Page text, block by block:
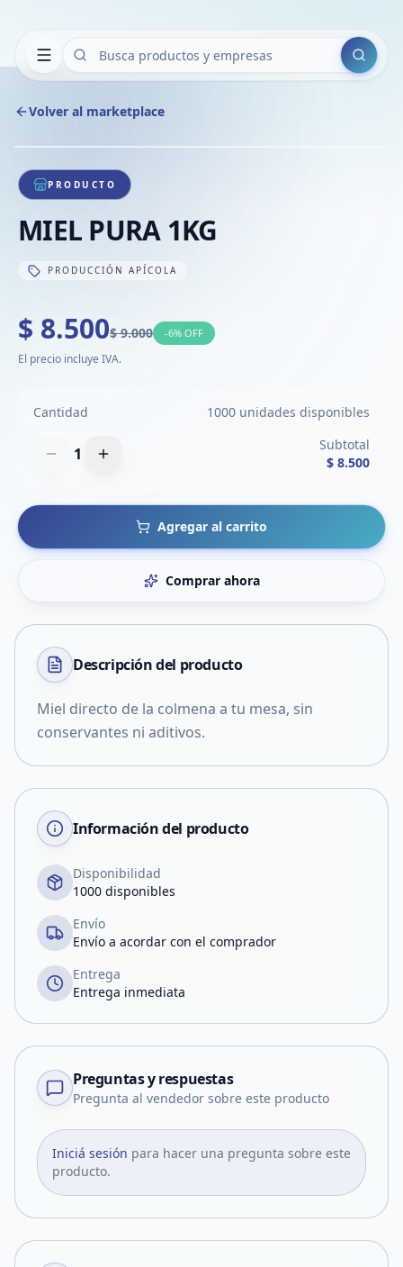
Buscar
Volver al marketplace
1/1
PRODUCTO
MIEL PURA 1KG
PRODUCCIÓN APÍCOLA
$ 8.500$ 9.000 -6% OFF
El precio incluye IVA.
Cantidad 1000 unidades disponibles
1
Subtotal
$ 8.500
Agregar al carrito
Comprar ahora
Descripción del producto
Miel directo de la colmena a tu mesa, sin
conservantes ni aditivos.
Información del producto
Disponibilidad
1000 disponibles
Envío
Envío a acordar con el comprador
Entrega
Entrega inmediata
Preguntas y respuestas
Pregunta al vendedor sobre este producto
Iniciá sesión para hacer una pregunta sobre este
producto.